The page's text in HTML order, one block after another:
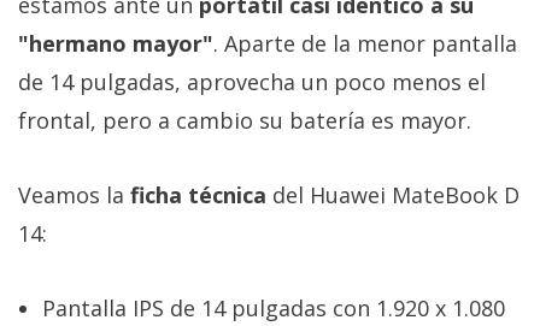
"hermano mayor". Aparte de la menor pantalla
de 14 pulgadas, aprovecha un poco menos el
frontal, pero a cambio su batería es mayor.
Veamos la ficha técnica del Huawei MateBook D
14:
Pantalla IPS de 14 pulgadas con 1.920 x 1.080